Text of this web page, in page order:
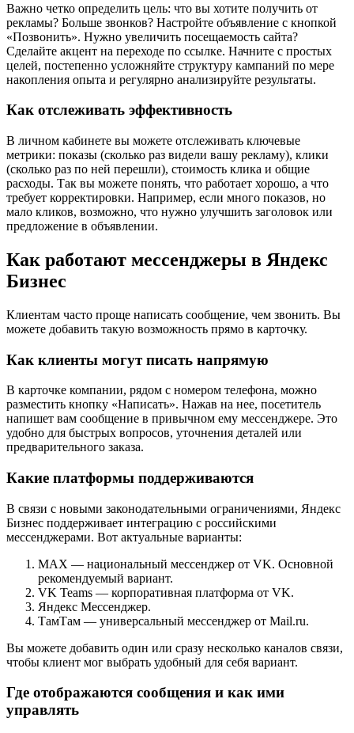
Важно четко определить цель: что вы хотите получить от
рекламы? Больше звонков? Настройте объявление с кнопкой
«Позвонить». Нужно увеличить посещаемость сайта?
Сделайте акцент на переходе по ссылке. Начните с простых
целей, постепенно усложняйте структуру кампаний по мере
накопления опыта и регулярно анализируйте результаты.
Как отслеживать эффективность
В личном кабинете вы можете отслеживать ключевые
метрики: показы (сколько раз видели вашу рекламу), клики
(сколько раз по ней перешли), стоимость клика и общие
расходы. Так вы можете понять, что работает хорошо, а что
требует корректировки. Например, если много показов, но
мало кликов, возможно, что нужно улучшить заголовок или
предложение в объявлении.
Как работают мессенджеры в Яндекс
Бизнес
Клиентам часто проще написать сообщение, чем звонить. Вы
можете добавить такую возможность прямо в карточку.
Как клиенты могут писать напрямую
В карточке компании, рядом с номером телефона, можно
разместить кнопку «Написать». Нажав на нее, посетитель
напишет вам сообщение в привычном ему мессенджере. Это
удобно для быстрых вопросов, уточнения деталей или
предварительного заказа.
Какие платформы поддерживаются
В связи с новыми законодательными ограничениями, Яндекс
Бизнес поддерживает интеграцию с российскими
мессенджерами. Вот актуальные варианты:
MAX — национальный мессенджер от VK. Основной
рекомендуемый вариант.
VK Teams — корпоративная платформа от VK.
Яндекс Мессенджер.
ТамТам — универсальный мессенджер от Mail.ru.
Вы можете добавить один или сразу несколько каналов связи,
чтобы клиент мог выбрать удобный для себя вариант.
Где отображаются сообщения и как ими
управлять